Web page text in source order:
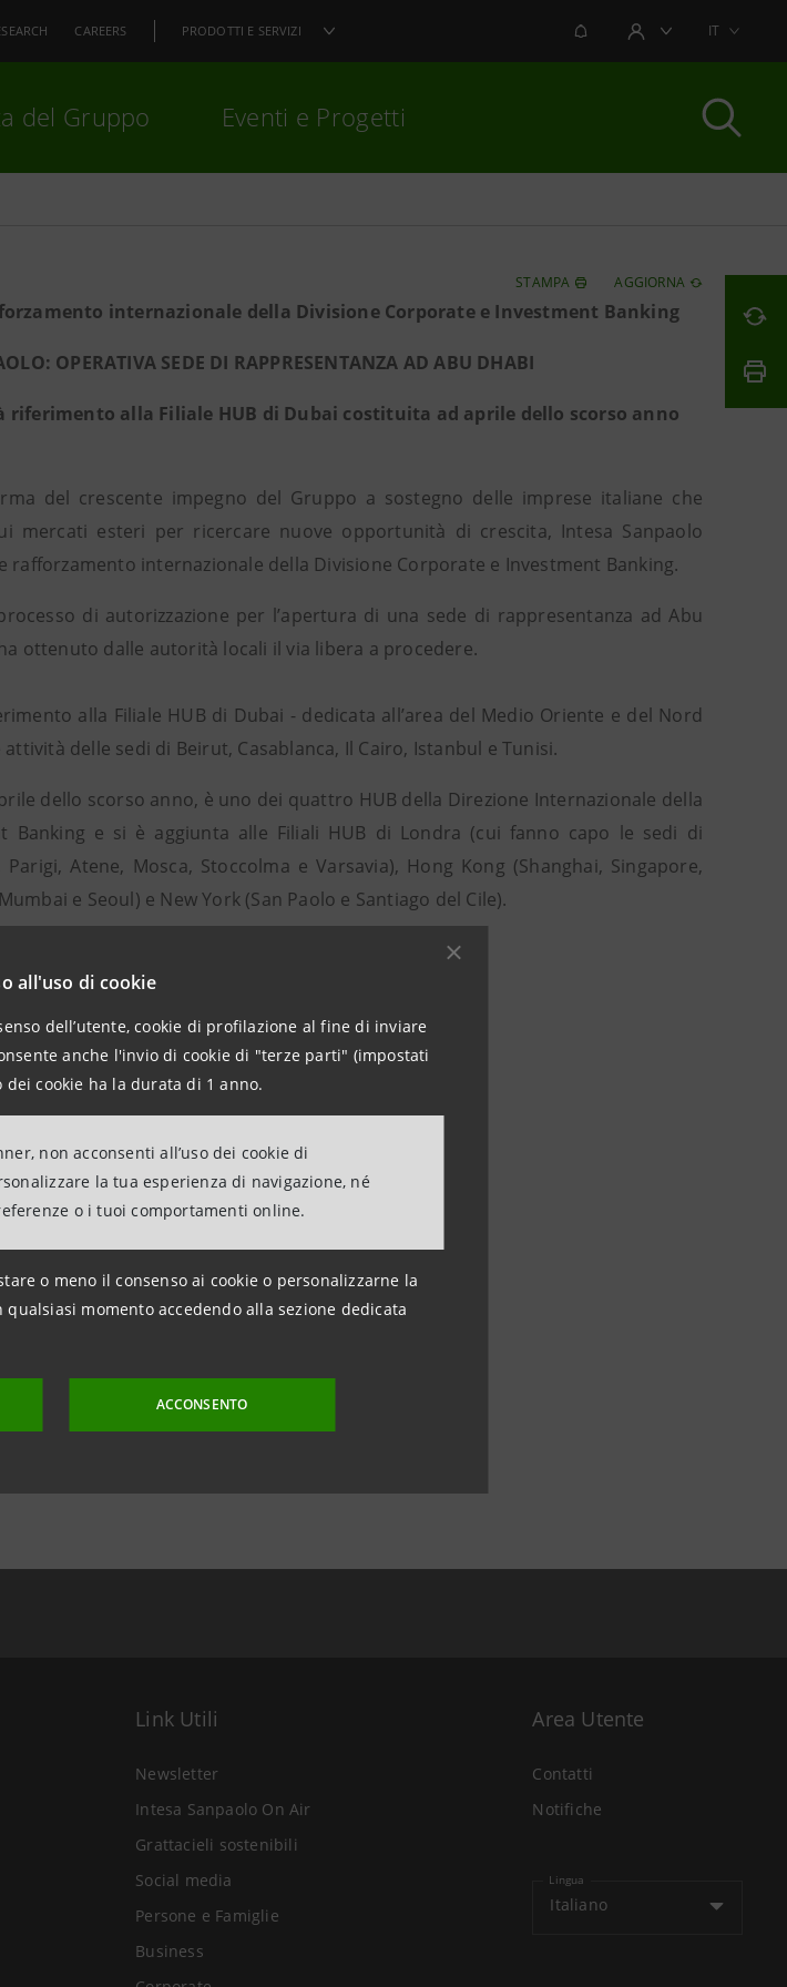
all'uso di cookie
dell’utente, cookie di profilazione al fine di inviare
anche l'invio di cookie di "terze parti" (impostati
cookie ha la durata di 1 anno.
non acconsenti all’uso dei cookie di
la tua esperienza di navigazione, né
o i tuoi comportamenti online.
o meno il consenso ai cookie o personalizzarne la
momento accedendo alla sezione dedicata
ACCONSENTO
CAREERS PRODOTTI E SERVIZI NOTIFICHEAREA UTENTEIT
del Gruppo Eventi e Progetti
STAMPA AGGIORNA
internazionale della Divisione Corporate e Investment Banking
OPERATIVA SEDE DI RAPPRESENTANZA AD ABU DHABI
riferimento alla Filiale HUB di Dubai costituita ad aprile dello scorso anno
del crescente impegno del Gruppo a sostegno delle imprese italiane che
mercati esteri per ricercare nuove opportunità di crescita, Intesa Sanpaolo
internazionale della Divisione Corporate e Investment Banking.
di autorizzazione per l’apertura di una sede di rappresentanza ad Abu
ottenuto dalle autorità locali il via libera a procedere.
alla Filiale HUB di Dubai - dedicata all’area del Medio Oriente e del Nord
delle sedi di Beirut, Casablanca, Il Cairo, Istanbul e Tunisi.
dello scorso anno, è uno dei quattro HUB della Direzione Internazionale della
Banking e si è aggiunta alle Filiali HUB di Londra (cui fanno capo le sedi di
Atene, Mosca, Stoccolma e Varsavia), Hong Kong (Shanghai, Singapore,
e Seoul) e New York (San Paolo e Santiago del Cile).
Banking
Link Utili
Newsletter
Intesa Sanpaolo On Air
Grattacieli sostenibili
Social media
Persone e Famiglie
Business
Area Utente
Contatti
Notifiche
Lingua
Italiano